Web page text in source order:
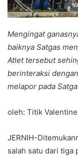
Mengingat
baiknya Satgas
Atlet tersebut
berinteraksi
melapor pada
oleh: Titik Valentine
JERNIH-
salah satu dari tiga